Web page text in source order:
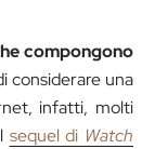
compongono
considerare una
infatti, molti
sequel di Watch